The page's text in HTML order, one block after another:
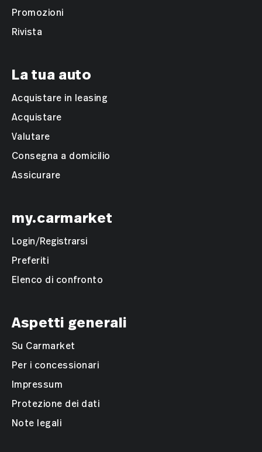
Promozioni
Rivista
La tua auto
Acquistare in leasing
Acquistare
Valutare
Consegna a domicilio
Assicurare
my.carmarket
Login/Registrarsi
Preferiti
Elenco di confronto
Aspetti generali
Su Carmarket
Per i concessionari
Impressum
Protezione dei dati
Note legali